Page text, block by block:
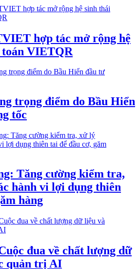
hợp tác mở rộng hệ
VIETQR
trọng điểm do Bầu Hiển
tốc
Tăng cường kiểm tra,
hành vi lợi dụng thiên
hàng
đua về chất lượng dữ
quản trị AI